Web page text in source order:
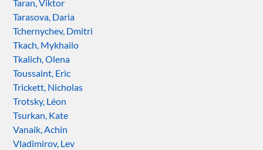
Taran, Viktor
Tarasova, Daria
Tchernychev, Dmitri
Tkach, Mykhailo
Tkalich, Olena
Toussaint, Eric
Trickett, Nicholas
Trotsky, Léon
Tsurkan, Kate
Vanaik, Achin
Vladimirov, Lev